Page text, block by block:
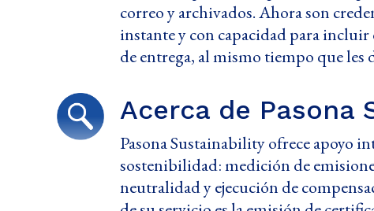
correo y archivados. Ahora son
instante y con capacidad para
de entrega, al mismo tiempo que les
Acerca de Pasona
Pasona Sustainability ofrece apoyo
sostenibilidad: medición de
neutralidad y ejecución de